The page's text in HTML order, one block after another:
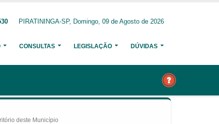
PIRATININGA-SP, Domingo, 09 de Agosto de 2026
CONSULTAS LEGISLAÇÃO DÚVIDAS
deste Município